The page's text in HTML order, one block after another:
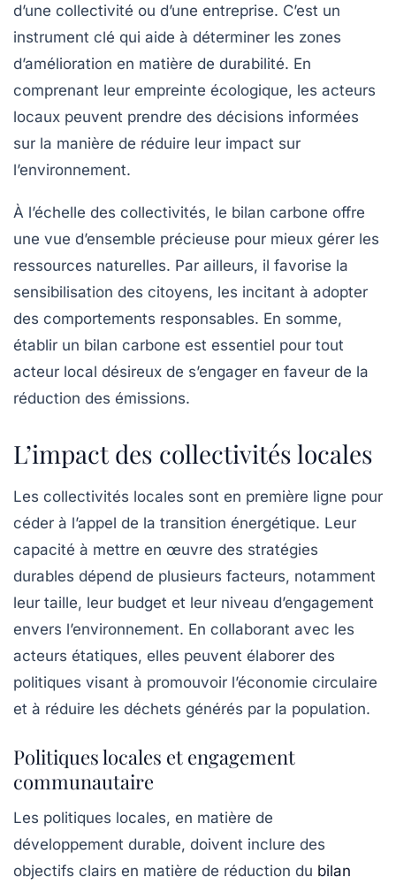
d’une collectivité ou d’une entreprise. C’est un
instrument clé qui aide à déterminer les zones
d’amélioration en matière de durabilité. En
comprenant leur empreinte écologique, les acteurs
locaux peuvent prendre des décisions informées
sur la manière de réduire leur impact sur
l’environnement.
À l’échelle des collectivités, le bilan carbone offre
une vue d’ensemble précieuse pour mieux gérer les
ressources naturelles. Par ailleurs, il favorise la
sensibilisation des citoyens, les incitant à adopter
des comportements responsables. En somme,
établir un bilan carbone est essentiel pour tout
acteur local désireux de s’engager en faveur de la
réduction des émissions.
L’impact des collectivités locales
Les collectivités locales sont en première ligne pour
céder à l’appel de la transition énergétique. Leur
capacité à mettre en œuvre des stratégies
durables dépend de plusieurs facteurs, notamment
leur taille, leur budget et leur niveau d’engagement
envers l’environnement. En collaborant avec les
acteurs étatiques, elles peuvent élaborer des
politiques visant à promouvoir l’économie circulaire
et à réduire les déchets générés par la population.
Politiques locales et engagement
communautaire
Les politiques locales, en matière de
développement durable, doivent inclure des
objectifs clairs en matière de réduction du bilan